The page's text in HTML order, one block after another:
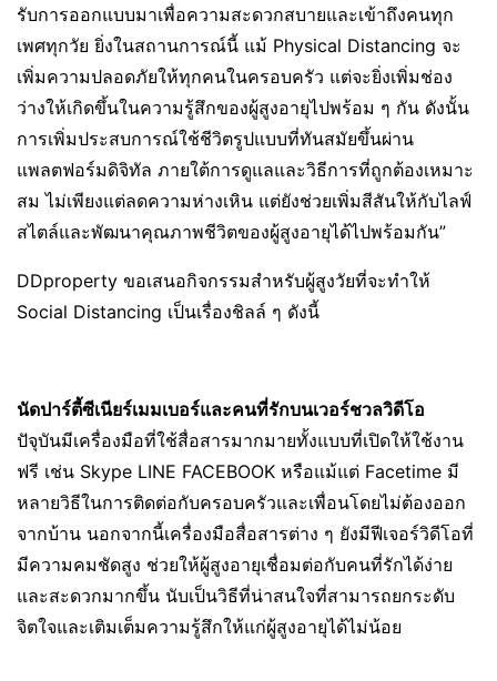
รับการออกแบบมาเพื่อความสะดวกสบายและเข้าถึงคนทุก
เพศทุกวัย ยิ่งในสถานการณ์นี้ แม้ Physical Distancing จะ
เพิ่มความปลอดภัยให้ทุกคนในครอบครัว แต่จะยิ่งเพิ่มช่อง
ว่างให้เกิดขึ้นในความรู้สึกของผู้สูงอายุไปพร้อม ๆ กัน ดังนั้น
การเพิ่มประสบการณ์ใช้ชีวิตรูปแบบที่ทันสมัยขึ้นผ่าน
แพลตฟอร์มดิจิทัล ภายใต้การดูแลและวิธีการที่ถูกต้องเหมาะ
สม ไม่เพียงแต่ลดความห่างเหิน แต่ยังช่วยเพิ่มสีสันให้กับไลฟ์
สไตล์และพัฒนาคุณภาพชีวิตของผู้สูงอายุได้ไปพร้อมกัน”
DDproperty ขอเสนอกิจกรรมสำหรับผู้สูงวัยที่จะทำให้
Social Distancing เป็นเรื่องชิลล์ ๆ ดังนี้
นัดปาร์ตี้ซีเนียร์เมมเบอร์และคนที่รักบนเวอร์ชวลวิดีโอ
ปัจุบันมีเครื่องมือที่ใช้สื่อสารมากมายทั้งแบบที่เปิดให้ใช้งาน
ฟรี เช่น Skype LINE FACEBOOK หรือแม้แต่ Facetime มี
หลายวิธีในการติดต่อกับครอบครัวและเพื่อนโดยไม่ต้องออก
จากบ้าน นอกจากนี้เครื่องมือสื่อสารต่าง ๆ ยังมีฟีเจอร์วิดีโอที่
มีความคมชัดสูง ช่วยให้ผู้สูงอายุเชื่อมต่อกับคนที่รักได้ง่าย
และสะดวกมากขึ้น นับเป็นวิธีที่น่าสนใจที่สามารถยกระดับ
จิตใจและเติมเต็มความรู้สึกให้แก่ผู้สูงอายุได้ไม่น้อย